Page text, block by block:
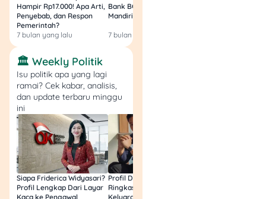
Kelola keuangan
dengan baik dan
rajin evaluasi
bulan.
Jaga kualitas
layanan agar
pelanggan betah
dan jadi langganan
tetap.
Rekomendasi
Produk
Hampir Rp17.000! Apa Arti,
Penyebab, dan Respon
Pemerintah?
7 bulan yang lalu
Bank BCA (Umum, BNI,
Mandiri, BRI, dan BSI) 2026!
7 bulan yang lalu
🏛️ Weekly Politik
Isu politik apa yang lagi
ramai? Cek kabar, analisis,
dan update terbaru minggu
ini
Siapa Friderica Widyasari?
Profil Lengkap Dari Layar
Kaca ke Pengawal
Profil Darma Mangkuluhur:
Ringkas Latar Belakang
Keluarga dan Bisnisnya